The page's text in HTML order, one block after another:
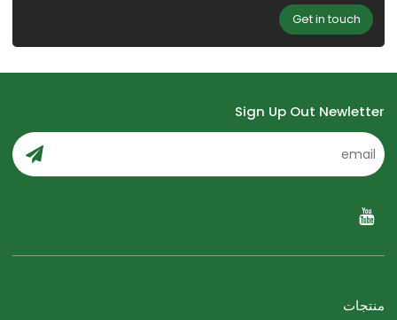
Get in touch
Sign Up Out Newletter
منتجات